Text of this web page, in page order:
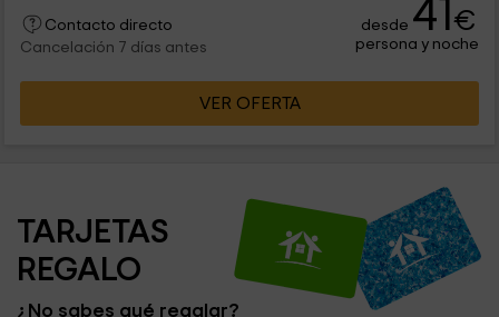
Contacto directo
Cancelación 7 días antes
desde 41€
persona y noche
VER OFERTA
TARJETAS
REGALO
¿No sabes qué regalar?